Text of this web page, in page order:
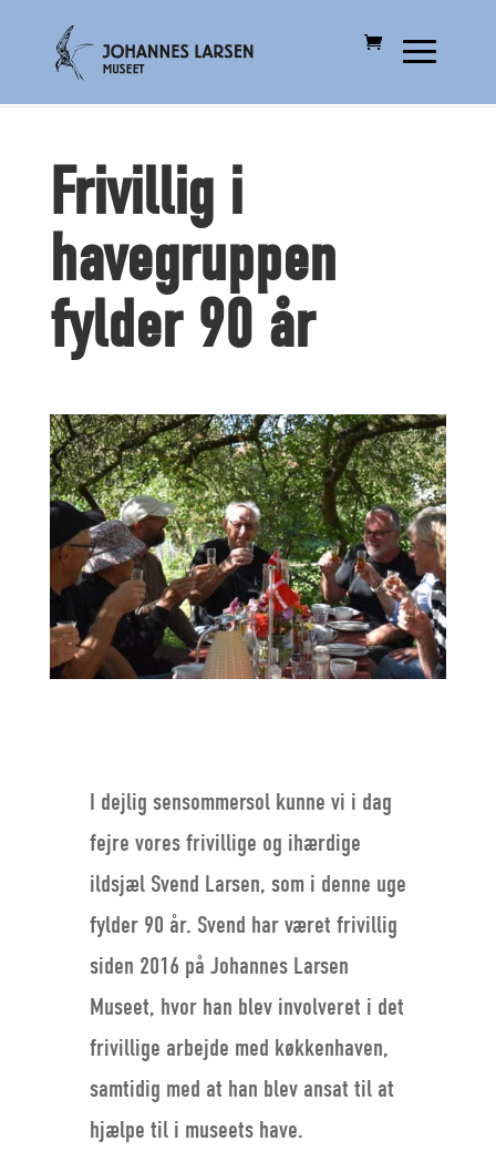
Frivillig i
havegruppen
fylder 90 år
I dejlig sensommersol kunne vi i dag
fejre vores frivillige og ihærdige
ildsjæl Svend Larsen, som i denne uge
fylder 90 år. Svend har været frivillig
siden 2016 på Johannes Larsen
Museet, hvor han blev involveret i det
frivillige arbejde med køkkenhaven,
samtidig med at han blev ansat til at
hjælpe til i museets have.